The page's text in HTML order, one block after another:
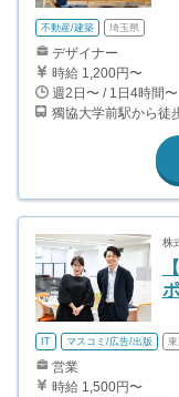
不動産/建築 埼玉県
デザイナー
時給 1,200円〜
週2日〜 / 1日4時間〜
株
IT マスコミ/広告/出版
営業
時給 1,500円〜